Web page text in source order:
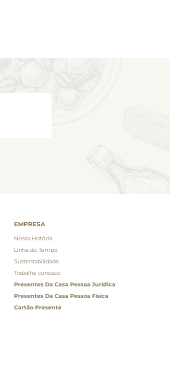
EMPRESA
Nossa História
Linha do Tempo
Sustentabilidade
Trabalhe conosco
Presentes Da Casa Pessoa Jurídica
Presentes Da Casa Pessoa Física
Cartão Presente